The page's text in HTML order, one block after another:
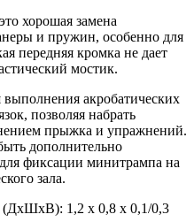
хорошая замена
и пружин, особенно для
передняя кромка не дает
мостик.
акробатических
позволяя набрать
прыжка и упражнений.
дополнительно
фиксации минитрампа на
зала.
(ДхШхВ): 1,2 х 0,8 х 0,1/0,3